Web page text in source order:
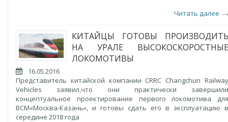
Читать далее
КИТАЙЦЫ ГОТОВЫ ПРОИЗВОДИТЬ
НА УРАЛЕ ВЫСОКОСКОРОСТНЫЕ
ЛОКОМОТИВЫ
16.05.2016
Представитель китайской компании CRRC Changchun Railway
Vehicles заявил,что они практически завершили
концептуальное проектирование первого локомотива для
ВСМ«Москва-Казань», и готовы сдать его в эксплуатацию в
середине 2018 года